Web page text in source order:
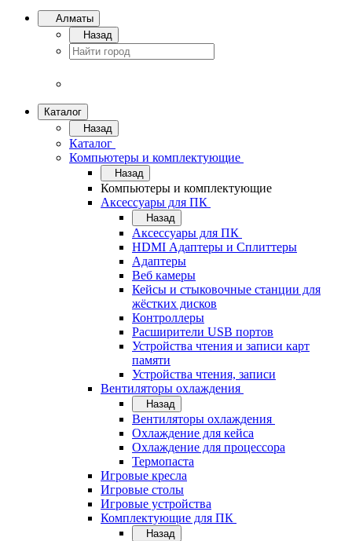
Алматы
Назад
Каталог
Назад
Каталог
Компьютеры и комплектующие
Назад
Компьютеры и комплектующие
Аксессуары для ПК
Назад
Аксессуары для ПК
HDMI Адаптеры и Сплиттеры
Адаптеры
Веб камеры
Кейсы и стыковочные станции для
жёстких дисков
Контроллеры
Расширители USB портов
Устройства чтения и записи карт
памяти
Устройства чтения, записи
Вентиляторы охлаждения
Назад
Вентиляторы охлаждения
Охлаждение для кейса
Охлаждение для процессора
Термопаста
Игровые кресла
Игровые столы
Игровые устройства
Комплектующие для ПК
Назад